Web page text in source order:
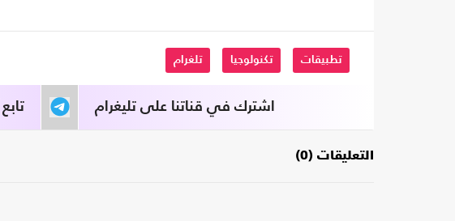
تطبيقات تكنولوجيا تلغرام
اشترك في قناتنا على تليغرام
التعليقات (0)